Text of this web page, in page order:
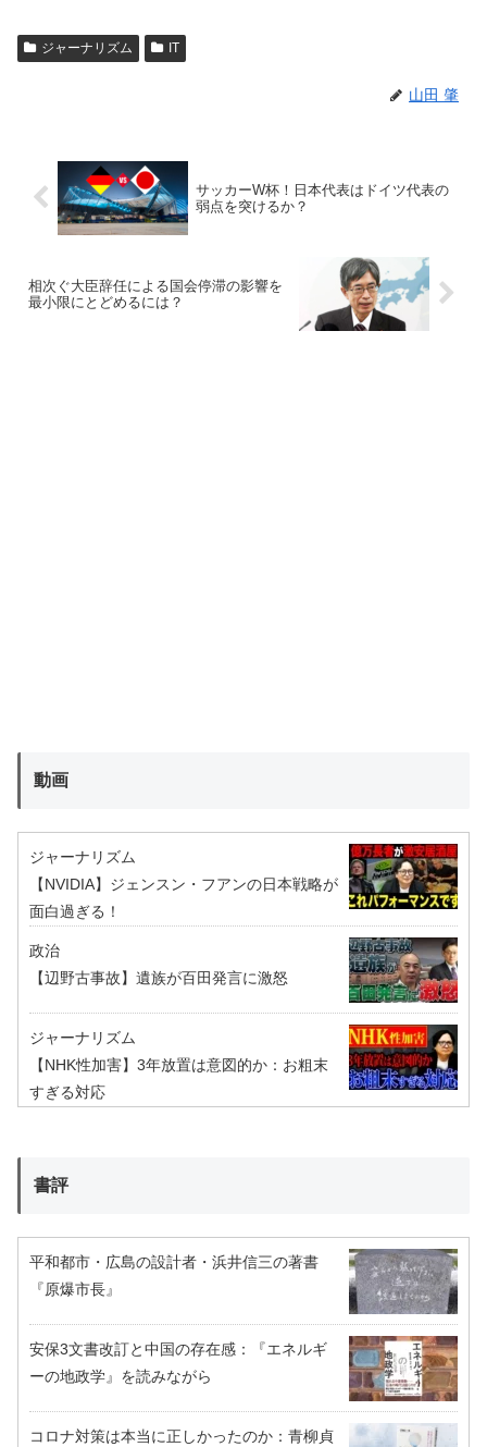
ジャーナリズム IT
山田 肇
サッカーW杯！日本代表はドイツ代表の
弱点を突けるか？
相次ぐ大臣辞任による国会停滞の影響を
最小限にとどめるには？
動画
ジャーナリズム
【NVIDIA】ジェンスン・フアンの日本戦略が
面白過ぎる！
政治
【辺野古事故】遺族が百田発言に激怒
ジャーナリズム
【NHK性加害】3年放置は意図的か：お粗末
すぎる対応
書評
平和都市・広島の設計者・浜井信三の著書
『原爆市長』
安保3文書改訂と中国の存在感：『エネルギ
ーの地政学』を読みながら
コロナ対策は本当に正しかったのか：青柳貞